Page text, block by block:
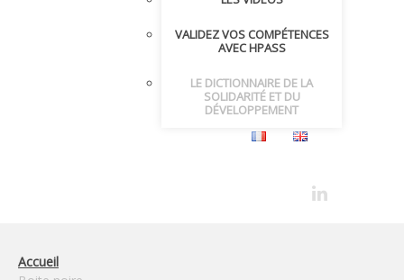
VALIDEZ VOS COMPÉTENCES
AVEC HPASS
LE DICTIONNAIRE DE LA
SOLIDARITÉ ET DU
DÉVELOPPEMENT
Accueil